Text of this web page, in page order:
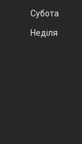
Субота
Неділя